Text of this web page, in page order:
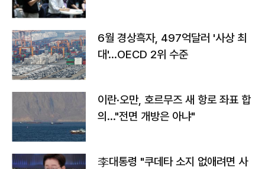
6월 경상흑자, 497억달러 '사상 최
대'…OECD 2위 수준
이란·오만, 호르무즈 새 항로 좌표 합
의…"전면 개방은 아냐"
李대통령 "쿠데타 소지 없애려면 사